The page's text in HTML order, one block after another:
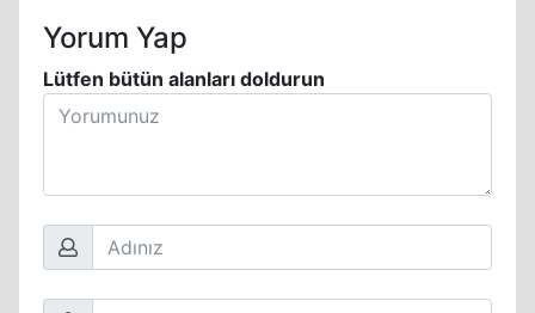
Yorum Yap
Lütfen bütün alanları doldurun